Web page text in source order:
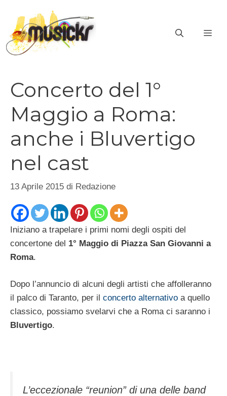
contenuto
Concerto del 1°
Maggio a Roma:
anche i Bluvertigo
nel cast
13 Aprile 2015 di Redazione
Iniziano a trapelare i primi nomi degli ospiti del
concertone del 1° Maggio di Piazza San Giovanni a
Roma.
Dopo l’annuncio di alcuni degli artisti che affolleranno
il palco di Taranto, per il concerto alternativo a quello
classico, possiamo svelarvi che a Roma ci saranno i
Bluvertigo.
L’eccezionale “reunion” di una delle band